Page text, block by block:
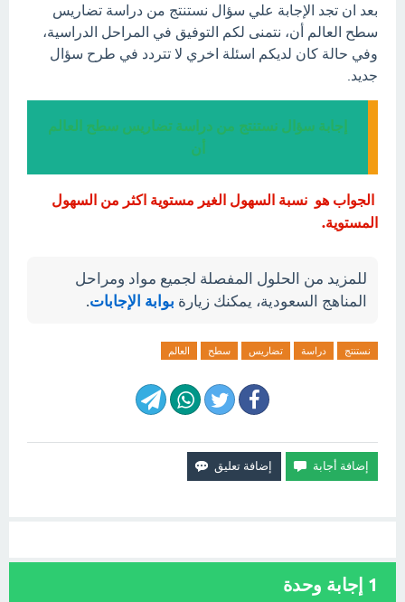
بعد ان تجد الإجابة علي سؤال نستنتج من دراسة تضاريس
سطح العالم أن، نتمنى لكم التوفيق في المراحل الدراسية،
وفي حالة كان لديكم اسئلة اخري لا تتردد في طرح سؤال
جديد.
إجابة سؤال نستنتج من دراسة تضاريس سطح العالم
أن
الجواب هو نسبة السهول الغير مستوية اكثر من السهول
المستوية.
للمزيد من الحلول المفصلة لجميع مواد ومراحل
المناهج السعودية، يمكنك زيارة بوابة الإجابات.
نستنتج دراسة تضاريس سطح العالم
1 إجابة وحدة